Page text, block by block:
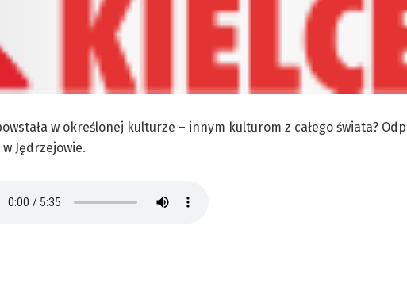
w określonej kulturze – innym kulturom z całego świata?
Jędrzejowie.